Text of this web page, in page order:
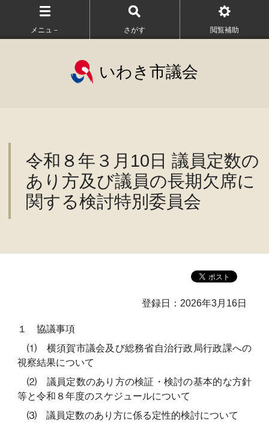
メニュ－ さがす 閲覧補助
いわき市議会
令和８年３月10日 議員定数の
あり方及び議員の長期欠席に
関する検討特別委員会
登録日：2026年3月16日
１ 協議事項
⑴ 横須賀市議会及び総務省自治行政局行政課への
視察結果について
⑵ 議員定数のあり方の検証・検討の基本的な方針
等と令和８年度のスケジュールについて
⑶ 議員定数のあり方に係る定性的検討について